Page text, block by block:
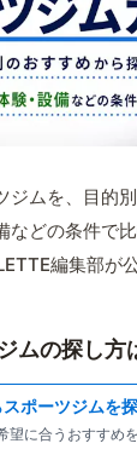
ジムを、目的
などの条件で
編集部が
ムの探し方
スポーツジムを
望に合うおすすめ